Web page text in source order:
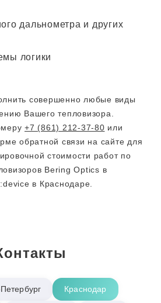
дальнометра и других
логики
совершенно любые виды
Вашего тепловизора.
+7 (861) 212-37-80 или
обратной связи на сайте для
стоимости работ по
Bering Optics в
в Краснодаре.
Краснодар